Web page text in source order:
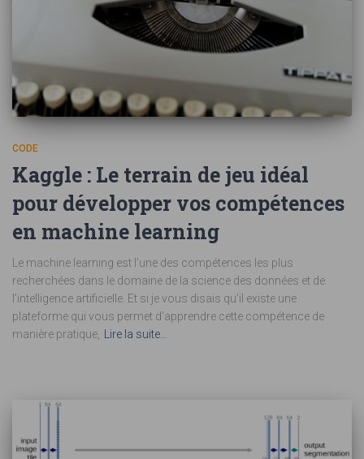
CODE
Kaggle : Le terrain de jeu idéal
pour développer vos compétences
en machine learning
Le machine learning est l’une des compétences les plus
recherchées dans le domaine de la science des données et de
l’intelligence artificielle. Et si je vous disais qu’il existe une
plateforme qui vous permet d’apprendre cette compétence de
manière pratique,
Lire la suite…